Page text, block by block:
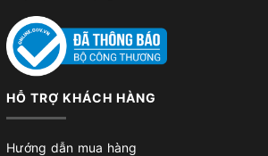
HỖ TRỢ KHÁCH HÀNG
Hướng dẫn mua hàng